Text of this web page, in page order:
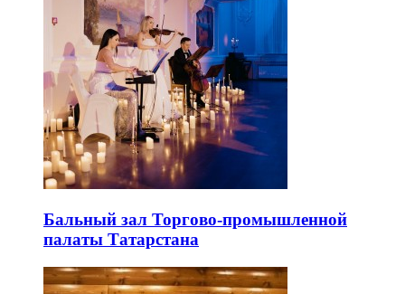
Бальный зал Торгово-промышленной
палаты Татарстана